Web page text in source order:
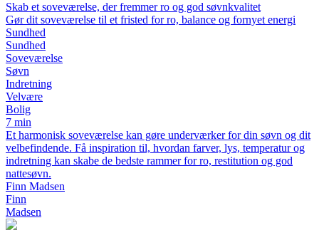
Skab et soveværelse, der fremmer ro og god søvnkvalitet
Gør dit soveværelse til et fristed for ro, balance og fornyet energi
Sundhed
Sundhed
Soveværelse
Søvn
Indretning
Velvære
Bolig
7 min
Et harmonisk soveværelse kan gøre underværker for din søvn og dit
velbefindende. Få inspiration til, hvordan farver, lys, temperatur og
indretning kan skabe de bedste rammer for ro, restitution og god
nattesøvn.
Finn Madsen
Finn
Madsen